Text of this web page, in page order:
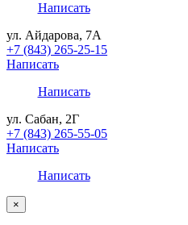
Написать
ул. Айдарова, 7А
+7 (843) 265-25-15
Написать
Написать
ул. Сабан, 2Г
+7 (843) 265-55-05
Написать
Написать
×